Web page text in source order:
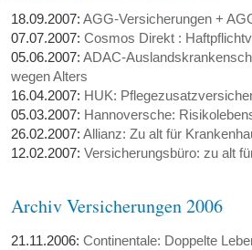
18.09.2007:AGG-Versicherungen +
07.07.2007:Cosmos Direkt :
05.06.2007:ADAC-
wegen Alters
16.04.2007: HUK:
05.03.2007: Hannoversche:
26.02.2007:Allianz: Zu alt für
12.02.2007:Versicherungsbüro: zu alt
Archiv Versicherungen 2006
21.11.2006:Continentale: Doppelte